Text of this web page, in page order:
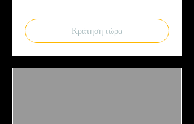
Κράτηση τώρα